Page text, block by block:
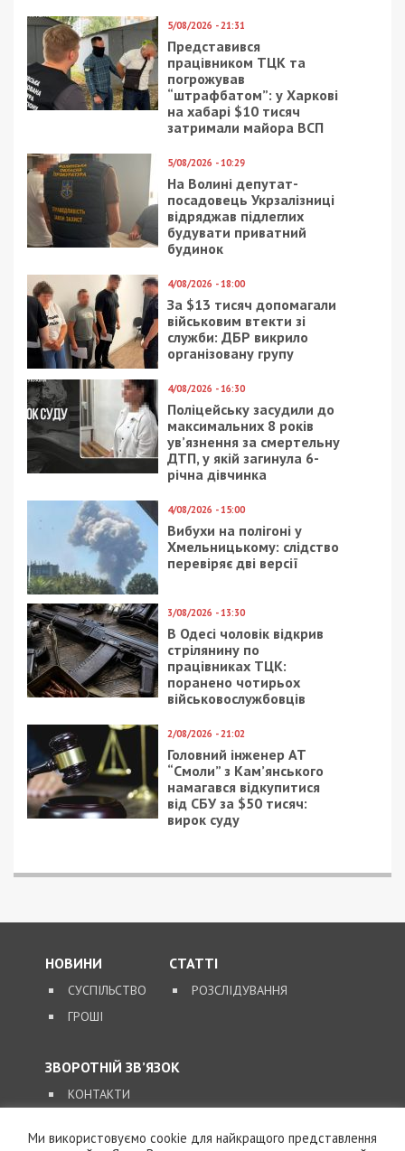
оставаться в стороне. Ценой безразличия может
стать человеческая жизнь.
Facebook
Telegram
Twitter
WhatsApp
ViberEmail
Категории:Суспільство| Метки:больница
пенсионерка,погибшая
резонансное дело,скандал
Рекламні блоки дають нам змогу
залишатися незалежними ЗМІ, а вам -
отримувати найсвіжіші новини під ними.
Приєднуйтесь також до 49000 в Google News. Слідкуйте
за останніми новинами!
Приєднатися
Читайте також
длинных выходных
Депутат облсовета из Днепра назвал
средневековьем
ВИБОРИ
Ми використовуємо cookie для найкращого представлення